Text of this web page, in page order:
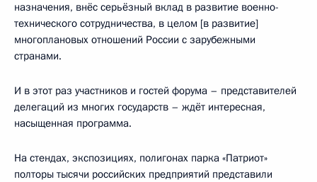
назначения, внёс серьёзный вклад в развитие военно-
технического сотрудничества, в целом [в развитие]
многоплановых отношений России с зарубежными
странами.
И в этот раз участников и гостей форума – представителей
делегаций из многих государств – ждёт интересная,
насыщенная программа.
На стендах, экспозициях, полигонах парка «Патриот»
полторы тысячи российских предприятий представили